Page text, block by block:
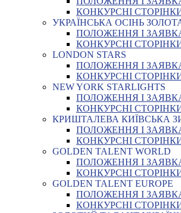
КОНКУРСНІ
УКРАЇНСЬКА ОСІНЬ
ПОЛОЖЕННЯ І
КОНКУРСНІ
LONDON STARS
ПОЛОЖЕННЯ І
КОНКУРСНІ
NEW YORK STARLIGHTS
ПОЛОЖЕННЯ І
КОНКУРСНІ
КРИШТАЛЕВА КИЇВСЬКА
ПОЛОЖЕННЯ І
КОНКУРСНІ
GOLDEN TALENT WORLD
ПОЛОЖЕННЯ І
КОНКУРСНІ
GOLDEN TALENT EUROPE
ПОЛОЖЕННЯ І
КОНКУРСНІ